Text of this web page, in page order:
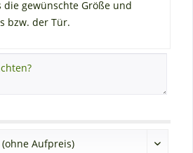
die gewünschte Größe und
bzw. der Tür.